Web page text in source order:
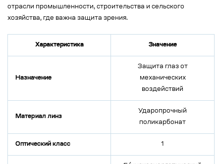
отрасли промышленности, строительства и сельского
хозяйства, где важна защита зрения.
Характеристика Значение
Назначение
Защита глаз от
механических
воздействий
Материал линз
Ударопрочный
поликарбонат
Оптический класс 1